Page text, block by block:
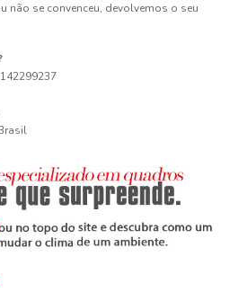
não se convenceu, devolvemos o seu